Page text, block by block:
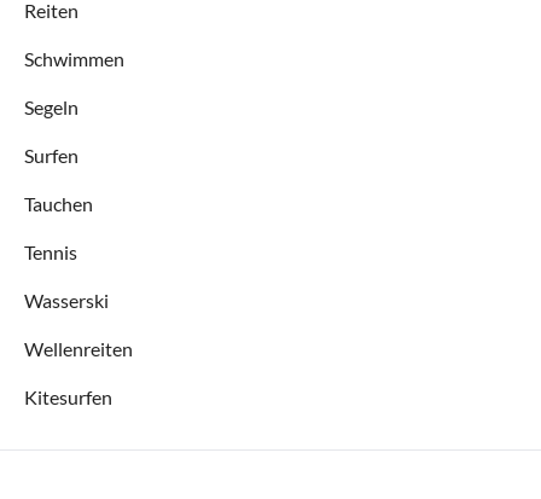
Reiten
Schwimmen
Segeln
Surfen
Tauchen
Tennis
Wasserski
Wellenreiten
Kitesurfen